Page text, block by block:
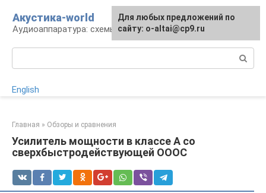
контенту
Акустика-world
Аудиоаппаратура: схемы и работа
English
Главная » Обзоры и сравнения
Усилитель мощности в классе А со
сверхбыстродействующей ОООС
Для любых предложений по
сайту: o-altai@cp9.ru